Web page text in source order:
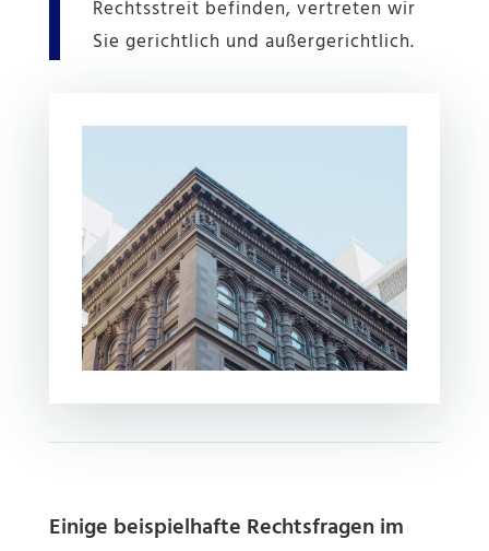
Rechtsstreit befinden, vertreten wir
Sie gerichtlich und außergerichtlich.
Einige beispielhafte Rechtsfragen im